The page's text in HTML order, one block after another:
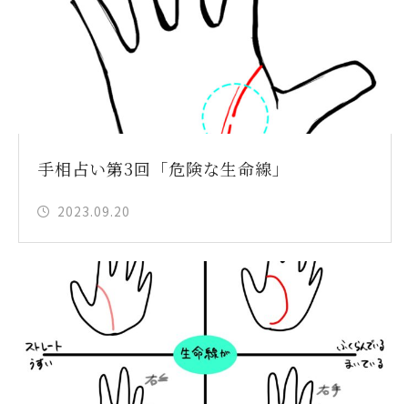
手相占い第3回「危険な生命線」
2023.09.20